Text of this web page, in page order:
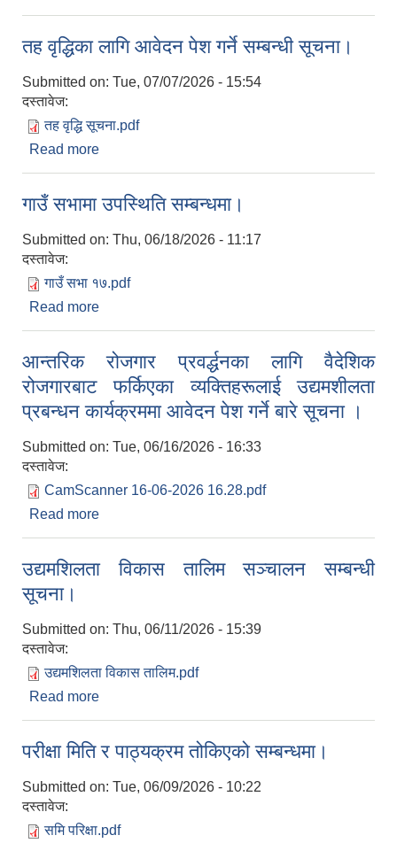
तह वृद्धिका लागि आवेदन पेश गर्ने सम्बन्धी सूचना।
Submitted on: Tue, 07/07/2026 - 15:54
दस्तावेज:
तह वृद्धि सूचना.pdf
Read more
गाउँ सभामा उपस्थिति सम्बन्धमा।
Submitted on: Thu, 06/18/2026 - 11:17
दस्तावेज:
गाउँ सभा १७.pdf
Read more
आन्तरिक रोजगार प्रवर्द्धनका लागि वैदेशिक
रोजगारबाट फर्किएका व्यक्तिहरूलाई उद्यमशीलता
प्रबन्धन कार्यक्रममा आवेदन पेश गर्ने बारे सूचना ।
Submitted on: Tue, 06/16/2026 - 16:33
दस्तावेज:
CamScanner 16-06-2026 16.28.pdf
Read more
उद्यमशिलता विकास तालिम सञ्चालन सम्बन्धी
सूचना।
Submitted on: Thu, 06/11/2026 - 15:39
दस्तावेज:
उद्यमशिलता विकास तालिम.pdf
Read more
परीक्षा मिति र पाठ्यक्रम तोकिएको सम्बन्धमा।
Submitted on: Tue, 06/09/2026 - 10:22
दस्तावेज:
समि परिक्षा.pdf